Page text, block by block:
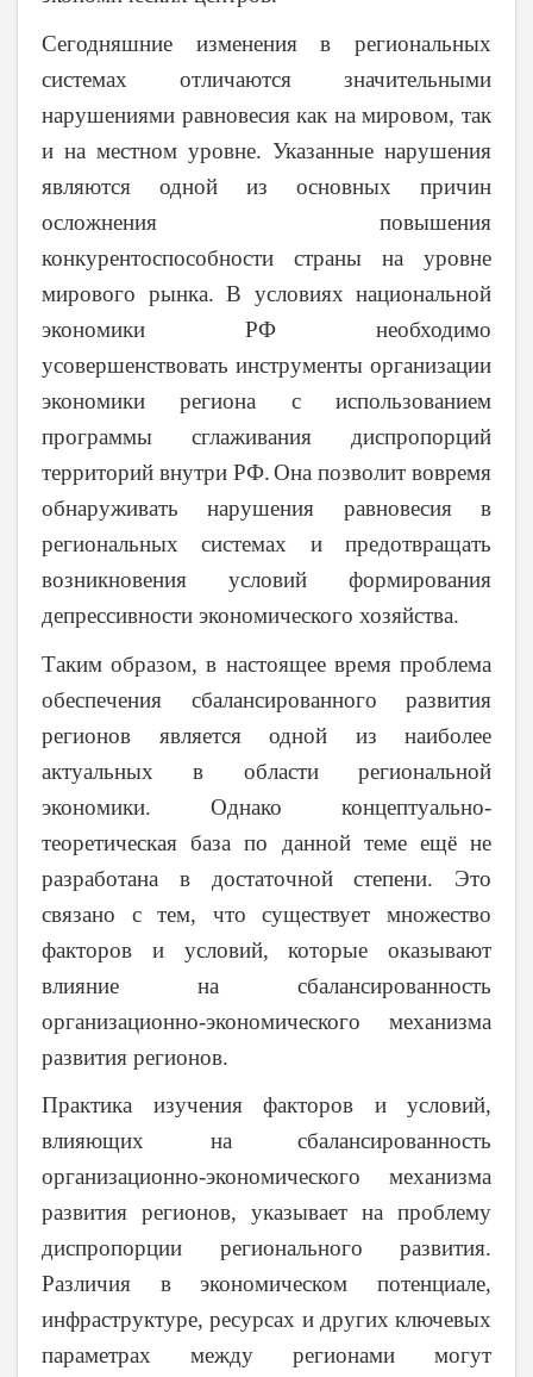
Сегодняшние изменения в региональных
системах отличаются значительными
нарушениями равновесия как на мировом, так
и на местном уровне. Указанные нарушения
являются одной из основных причин
осложнения повышения
конкурентоспособности страны на уровне
мирового рынка. В условиях национальной
экономики РФ необходимо
усовершенствовать инструменты организации
экономики региона с использованием
программы сглаживания диспропорций
территорий внутри РФ.Она позволит вовремя
обнаруживать нарушения равновесия в
региональных системах и предотвращать
возникновения условий формирования
депрессивности экономического хозяйства.
Таким образом, в настоящее время проблема
обеспечения сбалансированного развития
регионов является одной из наиболее
актуальных в области региональной
экономики. Однако концептуально-
теоретическая база по данной теме ещё не
разработана в достаточной степени. Это
связано с тем, что существует множество
факторов и условий, которые оказывают
влияние на сбалансированность
организационно-экономического механизма
развития регионов.
Практика изучения факторов и условий,
влияющих на сбалансированность
организационно-экономического механизма
развития регионов, указывает на проблему
диспропорции регионального развития.
Различия в экономическом потенциале,
инфраструктуре, ресурсах и других ключевых
параметрах между регионами могут